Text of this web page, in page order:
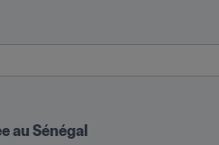
au Sénégal